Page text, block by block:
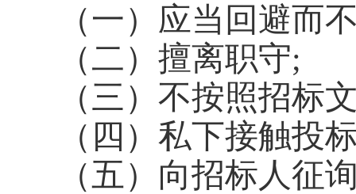
（一）应当回避而
（二）擅离职守;
（三）不按照招标
（四）私下接触投
（五）向招标人征